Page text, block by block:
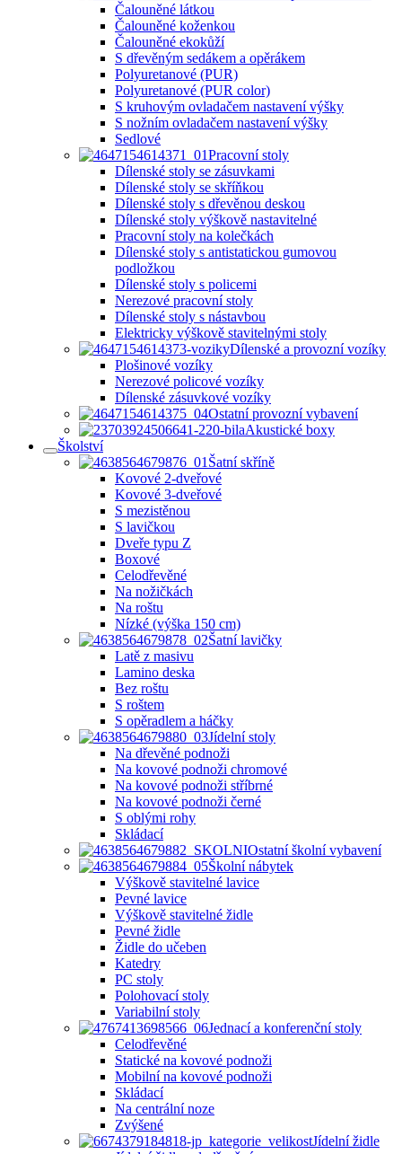
Čalouněné látkou
Čalouněné koženkou
Čalouněné ekokůží
S dřevěným sedákem a opěrákem
Polyuretanové (PUR)
Polyuretanové (PUR color)
S kruhovým ovladačem nastavení výšky
S nožním ovladačem nastavení výšky
Sedlové
Pracovní stoly
Dílenské stoly se zásuvkami
Dílenské stoly se skříňkou
Dílenské stoly s dřevěnou deskou
Dílenské stoly výškově nastavitelné
Pracovní stoly na kolečkách
Dílenské stoly s antistatickou gumovou
podložkou
Dílenské stoly s policemi
Nerezové pracovní stoly
Dílenské stoly s nástavbou
Elektricky výškově stavitelnými stoly
Dílenské a provozní vozíky
Plošinové vozíky
Nerezové policové vozíky
Dílenské zásuvkové vozíky
Ostatní provozní vybavení
Akustické boxy
Školství
Šatní skříně
Kovové 2-dveřové
Kovové 3-dveřové
S mezistěnou
S lavičkou
Dveře typu Z
Boxové
Celodřevěné
Na nožičkách
Na roštu
Nízké (výška 150 cm)
Šatní lavičky
Latě z masivu
Lamino deska
Bez roštu
S roštem
S opěradlem a háčky
Jídelní stoly
Na dřevěné podnoži
Na kovové podnoži chromové
Na kovové podnoži stříbrné
Na kovové podnoži černé
S oblými rohy
Skládací
Ostatní školní vybavení
Školní nábytek
Výškově stavitelné lavice
Pevné lavice
Výškově stavitelné židle
Pevné židle
Židle do učeben
Katedry
PC stoly
Polohovací stoly
Variabilní stoly
Jednací a konferenční stoly
Celodřevěné
Statické na kovové podnoži
Mobilní na kovové podnoži
Skládací
Na centrální noze
Zvýšené
Jídelní židle